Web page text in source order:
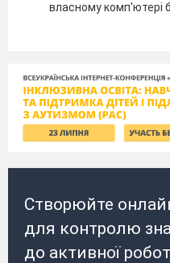
власному комп'ютері
Створюйте
для контролю
до активної